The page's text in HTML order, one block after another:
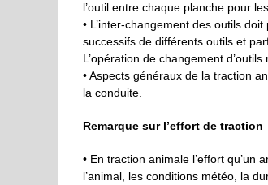
l’outil entre chaque planche pour
• L’inter-changement des outils
successifs de différents outils et
L’opération de changement
• Aspects généraux de la traction
la conduite.
Remarque sur l’effort de traction
• En traction animale l’effort qu’un
l’animal, les conditions météo, la